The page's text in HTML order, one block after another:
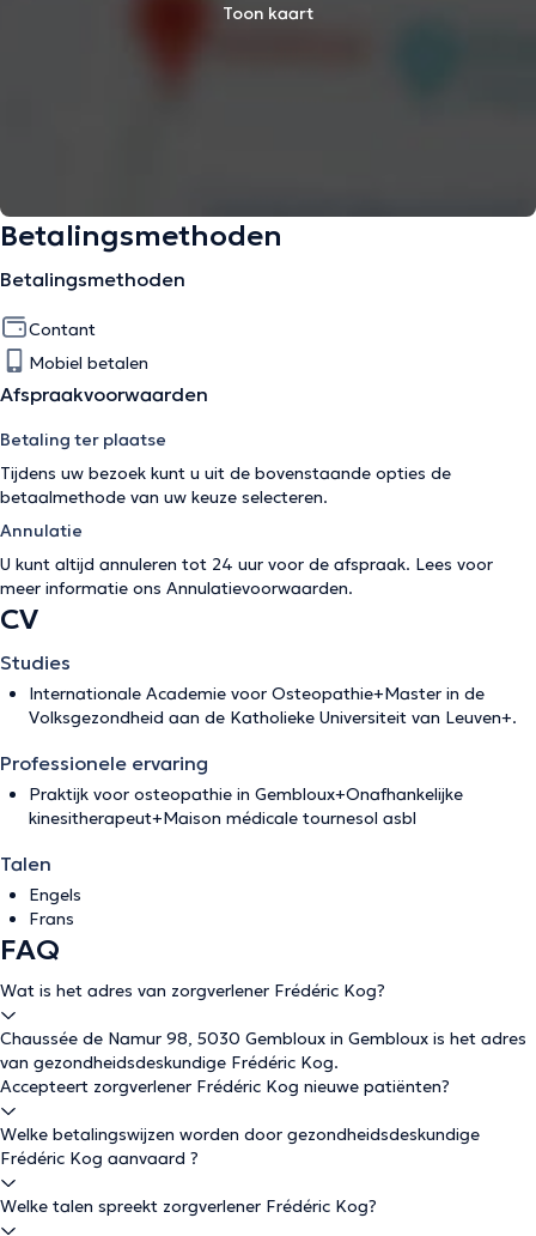
Toon kaart
Betalingsmethoden
Betalingsmethoden
Contant
Mobiel betalen
Afspraakvoorwaarden
Betaling ter plaatse
Tijdens uw bezoek kunt u uit de bovenstaande opties de
betaalmethode van uw keuze selecteren.
Annulatie
U kunt altijd annuleren tot 24 uur voor de afspraak. Lees voor
meer informatie ons Annulatievoorwaarden.
CV
Studies
Internationale Academie voor Osteopathie+Master in de
Volksgezondheid aan de Katholieke Universiteit van Leuven+.
Professionele ervaring
Praktijk voor osteopathie in Gembloux+Onafhankelijke
kinesitherapeut+Maison médicale tournesol asbl
Talen
Engels
Frans
FAQ
Wat is het adres van zorgverlener Frédéric Kog?
Chaussée de Namur 98, 5030 Gembloux in Gembloux is het adres
van gezondheidsdeskundige Frédéric Kog.
Accepteert zorgverlener Frédéric Kog nieuwe patiënten?
Welke betalingswijzen worden door gezondheidsdeskundige
Frédéric Kog aanvaard ?
Welke talen spreekt zorgverlener Frédéric Kog?